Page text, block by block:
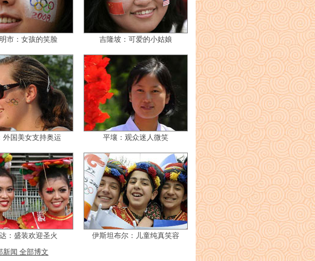
市：女孩的笑脸 吉隆坡：可爱的小姑娘
外国美女支持奥运 平壤：观众迷人微笑
：盛装欢迎圣火
伊斯坦布尔：儿童纯真笑容
新闻 全部博文